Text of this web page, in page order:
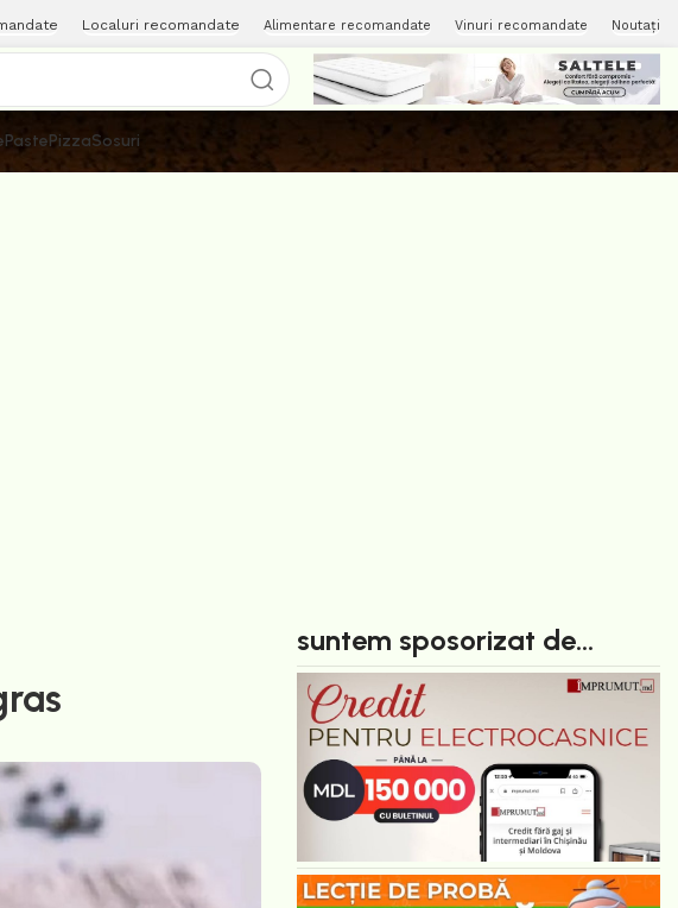
Localuri recomandate Alimentare recomandate Vinuri recomandate Noutați
PastePizzaSosuri
suntem sposorizat de...